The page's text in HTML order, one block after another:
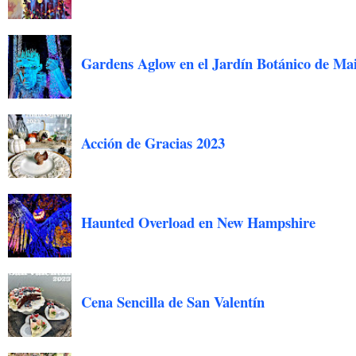
Gardens Aglow en el Jardín Botánico de
Acción de Gracias 2023
Haunted Overload en New Hampshire
Cena Sencilla de San Valentín